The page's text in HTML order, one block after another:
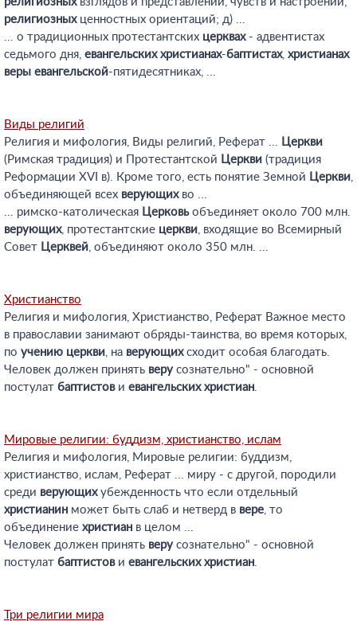
религиозныхценностных ориентаций; д) ...
... о традиционных протестантских церквах- адвентистах
седьмого дня, евангельских христианах-баптистах, христианах
веры евангельской-пятидесятниках, ...
Виды религий
Религия и мифология, Виды религий, Реферат ... Церкви
(Римская традиция) и Протестантской Церкви (традиция
Реформации XVI в). Кроме того, есть понятие Земной Церкви,
объединяющей всех верующихво ...
... римско-католическая Церковьобъединяет около 700 млн.
верующих, протестантские церкви, входящие во Всемирный
Совет Церквей, объединяют около 350 млн. ...
Христианство
Религия и мифология, Христианство, Реферат Важное место
в православии занимают обряды-таинства, во время которых,
по учению церкви, на верующихсходит особая благодать.
Человек должен принять верусознательно" - основной
постулат баптистови евангельских христиан.
Мировые религии: буддизм, христианство, ислам
Религия и мифология, Мировые религии: буддизм,
христианство, ислам, Реферат ... миру - с другой, породили
среди верующихубежденность что если отдельный
христианин может быть слаб и нетверд в вере, то
объединение христиан в целом ...
Человек должен принять верусознательно" - основной
постулат баптистови евангельских христиан.
Три религии мира